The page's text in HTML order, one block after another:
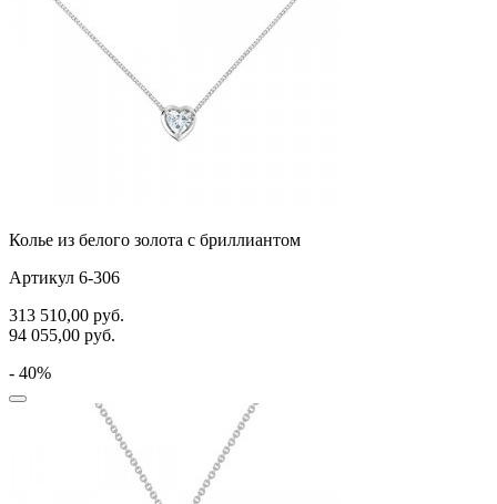
Колье из белого золота с бриллиантом
Артикул 6-306
313 510,00 руб.
94 055,00 руб.
- 40%